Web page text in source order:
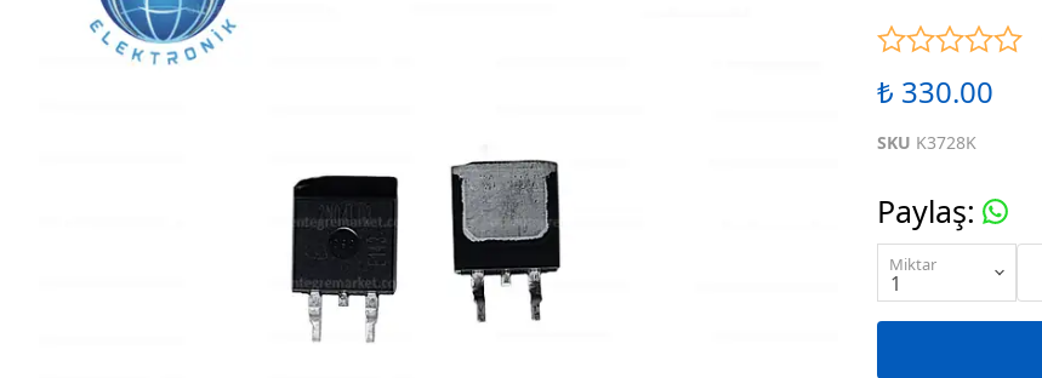
R SERİSİ ENTEGRELER
U SERİSİ ENTEGRELER
Z SERİSİ ENTEGRELER KARIŞIK SERİ ENTEGRELER
₺ 330.00
SKU K3728K
Paylaş:
Miktar